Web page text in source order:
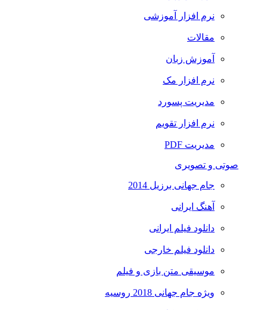
نرم افزار آموزشی
مقالات
آموزش زبان
نرم افزار مک
مدیریت پسورد
نرم افزار تقویم
مدیریت PDF
صوتی و تصویری
جام جهانی برزیل 2014
آهنگ ایرانی
دانلود فیلم ایرانی
دانلود فیلم خارجی
موسیقی متن بازی و فیلم
ویژه جام جهانی 2018 روسیه